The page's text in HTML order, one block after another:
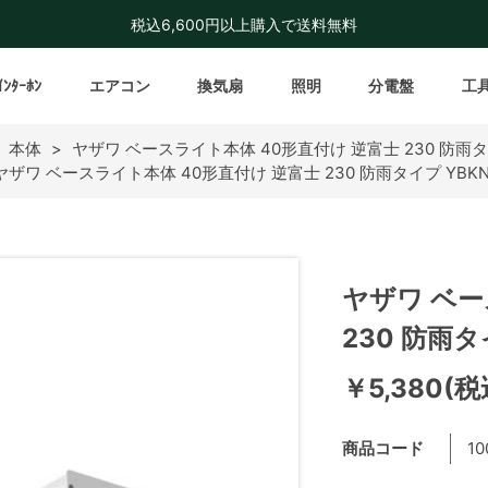
税込6,600円以上購入で送料無料
ﾝﾀｰﾎﾝ エアコン 換気扇 照明 分電盤 工
本体 > ヤザワ ベースライト本体 40形直付け 逆富士 230 防雨
ザワ ベースライト本体 40形直付け 逆富士 230 防雨タイプ
ヤザワ ベ
230 防雨タ
￥5,380(税
商品コード